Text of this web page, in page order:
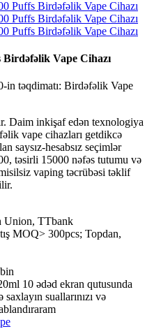
Vape Cihazı
təqdimatı: Birdəfəlik Vape
Daim inkişaf edən texnologiya
vape cihazları getdikcə
saysız-hesabsız seçimlər
təsirli 15000 nəfəs tutumu və
vaping təcrübəsi təklif
Union, TTbank
MOQ> 300pcs; Topdan,
10 ədəd ekran qutusunda
suallarınızı və